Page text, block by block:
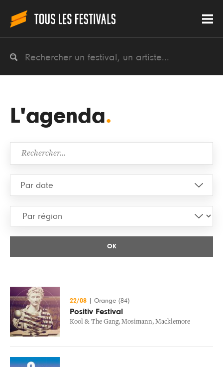
L'agenda.
Lun
27 28 29 30 31 1 2
6
10 11 12 13 14 15 16
24 25
31 1 2 3
22/08 Orange (84)
Positiv Festival
Kool & The Gang, Mosimann, Macklemore